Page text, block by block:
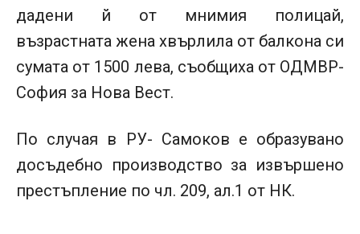
дадени й от мнимия полицай,
възрастната жена хвърлила от балкона си
сумата от 1500 лева, съобщиха от ОДМВР-
София за Нова Вест.
По случая в РУ- Самоков е образувано
досъдебно производство за извършено
престъпление по чл. 209, ал.1 от НК.